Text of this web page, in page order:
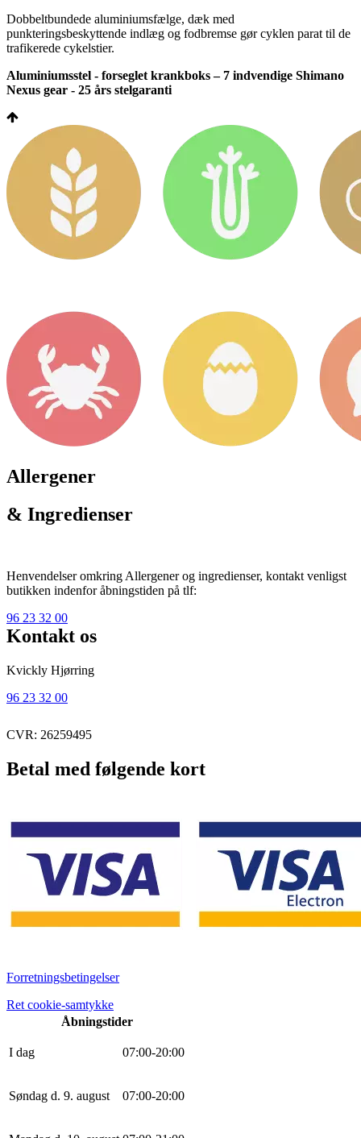
Dobbeltbundede aluminiumsfælge, dæk med
punkteringsbeskyttende indlæg og fodbremse gør cyklen parat til de
trafikerede cykelstier.
Aluminiumsstel - forseglet krankboks – 7 indvendige Shimano
Nexus gear - 25 års stelgaranti
Allergener
& Ingredienser
Henvendelser omkring Allergener og ingredienser, kontakt venligst
butikken indenfor åbningstiden på tlf:
96 23 32 00
Kontakt os
Kvickly Hjørring
96 23 32 00
CVR: 26259495
Betal med følgende kort
Forretningsbetingelser
Ret cookie-samtykke
Åbningstider
I dag 07:00-20:00
Søndag d. 9. august 07:00-20:00